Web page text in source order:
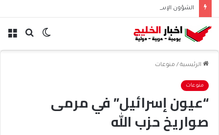
بحث الوضع
الرئيسية / منوعات
منوعات
“عيون إسرائيل” في مرمى
صواريخ حزب الله